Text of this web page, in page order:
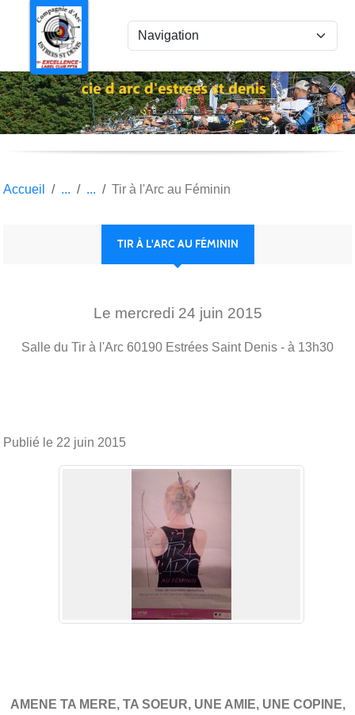
Accueil Tir à l'Arc au Féminin
TIR À L'ARC AU FÉMININ
Le mercredi 24 juin 2015
Salle du Tir à l'Arc 60190 Estrées Saint Denis - à 13h30
Publié le 22 juin 2015
AMENE TA MERE, TA SOEUR, UNE AMIE, UNE COPINE,
Panneau de gestion des cookies